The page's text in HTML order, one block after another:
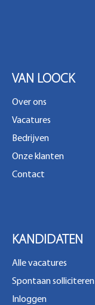
VAN LOOCK
Over ons
Vacatures
Bedrijven
Onze klanten
Contact
KANDIDATEN
Alle vacatures
Spontaan solliciteren
Inloggen